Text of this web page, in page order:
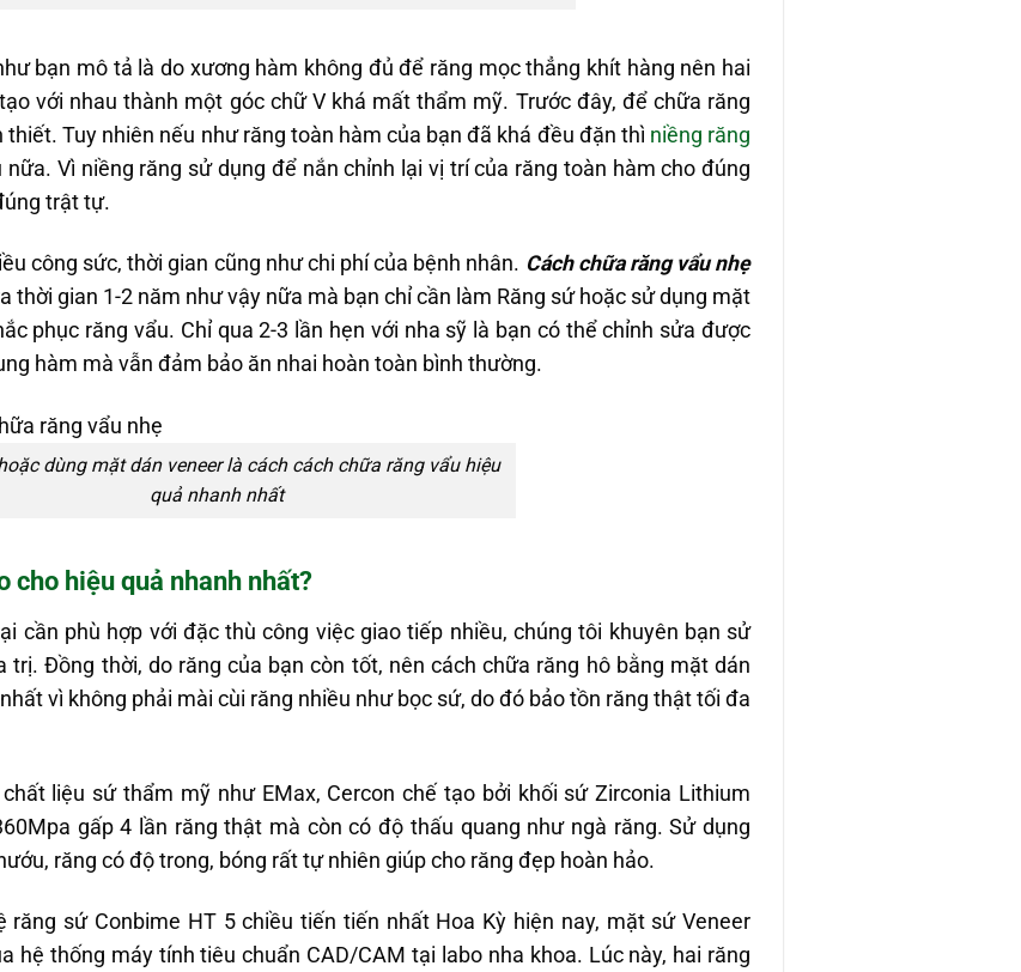
bạn mô tả là do xương hàm không đủ để răng mọc thẳng khít hàng nên hai
với nhau thành một góc chữ V khá mất thẩm mỹ. Trước đây, để chữa răng
Tuy nhiên nếu như răng toàn hàm của bạn đã khá đều đặn thì niềng răng
Vì niềng răng sử dụng để nắn chỉnh lại vị trí của răng toàn hàm cho đúng
trật tự.
công sức, thời gian cũng như chi phí của bệnh nhân. Cách chữa răng vẩu nhẹ
thời gian 1-2 năm như vậy nữa mà bạn chỉ cần làm Răng sứ hoặc sử dụng mặt
phục răng vẩu. Chỉ qua 2-3 lần hẹn với nha sỹ là bạn có thể chỉnh sửa được
hàm mà vẫn đảm bảo ăn nhai hoàn toàn bình thường.
dùng mặt dán veneer là cách cách chữa răng vẩu hiệu
quả nhanh nhất
cho hiệu quả nhanh nhất?
cần phù hợp với đặc thù công việc giao tiếp nhiều, chúng tôi khuyên bạn sử
trị. Đồng thời, do răng của bạn còn tốt, nên cách chữa răng hô bằng mặt dán
vì không phải mài cùi răng nhiều như bọc sứ, do đó bảo tồn răng thật tối đa
liệu sứ thẩm mỹ như EMax, Cercon chế tạo bởi khối sứ Zirconia Lithium
gấp 4 lần răng thật mà còn có độ thấu quang như ngà răng. Sử dụng
răng có độ trong, bóng rất tự nhiên giúp cho răng đẹp hoàn hảo.
răng sứ Conbime HT 5 chiều tiến tiến nhất Hoa Kỳ hiện nay, mặt sứ Veneer
hệ thống máy tính tiêu chuẩn CAD/CAM tại labo nha khoa. Lúc này, hai răng